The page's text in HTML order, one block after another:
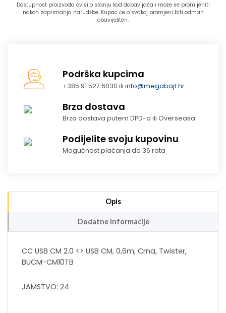
Dostupnost proizvoda ovisi o stanju kod dobavljača i može se promijeniti
nakon zaprimanja narudžbe. Kupac će o svakoj promjeni biti odmah
obaviješten.
Podrška kupcima
+385 91 527 6030 iliinfo@megabajt.hr
Brza dostava
Brza dostava putem DPD-a ili Overseasa
Podijelite svoju kupovinu
Mogućnost plaćanja do 36 rata
Opis
Dodatne informacije
CC USB CM 2.0 <> USB CM, 0,6m, Crna, Twister,
BUCM-CM10TB
JAMSTVO: 24